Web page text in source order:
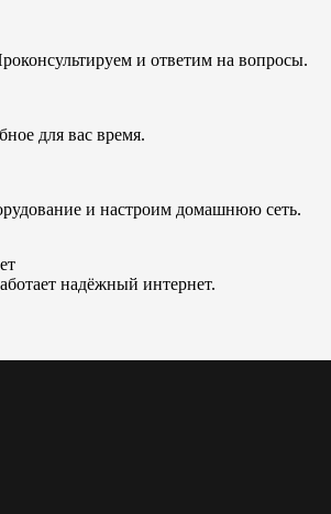
и ответим на вопросы.
для вас время.
и настроим домашнюю сеть.
надёжный интернет.